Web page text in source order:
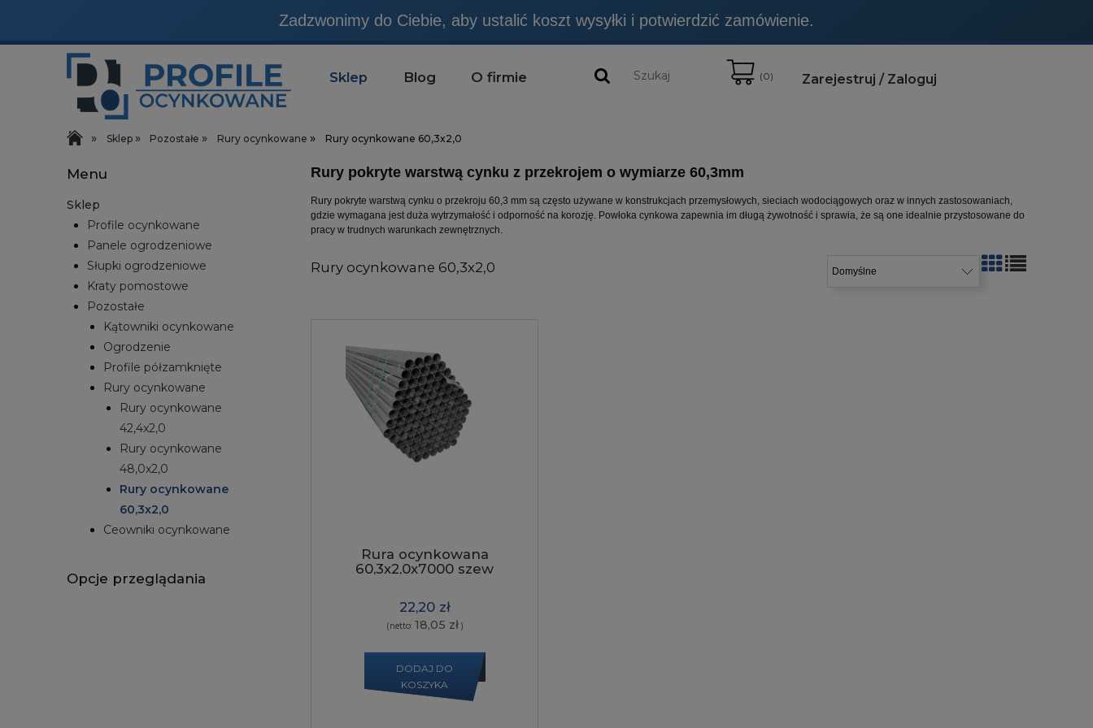
Produkty, które sprzedajemy NIE SĄ produktami budowlanymi, chyba, że jest to wyraźnie zaznaczone.
Sklep Blog O firmie (0) Zarejestruj Zaloguj
» Sklep » Pozostałe » Rury ocynkowane » Rury ocynkowane 60,3x2,0
Menu
Sklep
Profile ocynkowane
Panele ogrodzeniowe
Słupki ogrodzeniowe
Kraty pomostowe
Pozostałe
Kątowniki ocynkowane
Ogrodzenie
Profile półzamknięte
Rury ocynkowane
Rury ocynkowane
42,4x2,0
Rury ocynkowane
48,0x2,0
Rury ocynkowane
60,3x2,0
Ceowniki ocynkowane
Opcje przeglądania
Rury pokryte warstwą cynku z przekrojem o wymiarze 60,3mm
Rury pokryte warstwą cynku o przekroju 60,3 mm są często używane w konstrukcjach przemysłowych, sieciach wodociągowych oraz w innych zastosowaniach,
gdzie wymagana jest duża wytrzymałość i odporność na korozję. Powłoka cynkowa zapewnia im długą żywotność i sprawia, że są one idealnie przystosowane do
pracy w trudnych warunkach zewnętrznych.
Rury ocynkowane 60,3x2,0
Rura ocynkowana
60,3x2,0x7000 szew
22,20 zł
(netto: 18,05 zł)
DODAJ DO
KOSZYKA